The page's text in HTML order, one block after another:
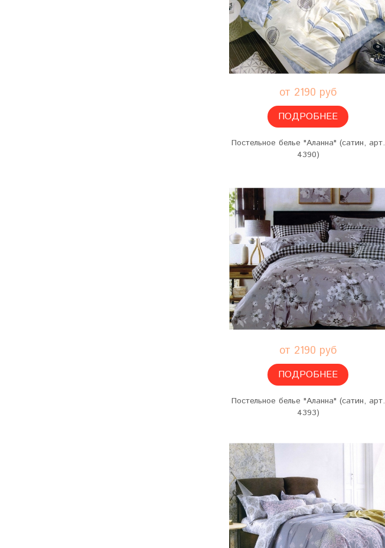
от 2190 руб
ПОДРОБНЕЕ
Постельное белье "Аланна" (сатин, арт.
4390)
от 2190 руб
ПОДРОБНЕЕ
Постельное белье "Аланна" (сатин, арт.
4393)